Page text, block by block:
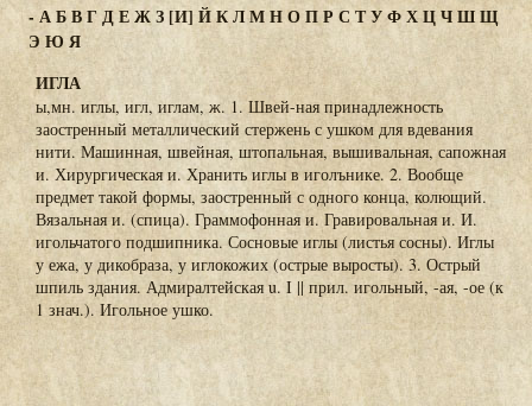
-АБВГДЕЖЗ [И] ЙКЛМНОПР С ТУФХЦЧШЩ
Э Ю Я
ИГЛА
ы,мн. иглы, игл, иглам, ж. 1. Швей-ная принадлежность
заостренный металлический стержень с ушком для вдевания
нити. Машинная, швейная, штопальная, вышивальная, сапожная
и. Хирургическая и. Хранить иглы в иголънике. 2. Вообще
предмет такой формы, заостренный с одного конца, колющий.
Вязальная и. (спица). Граммофонная и. Гравировальная и. И.
игольчатого подшипника. Сосновые иглы (листья сосны). Иглы
у ежа, у дикобраза, у иглокожих (острые выросты). 3. Острый
шпиль здания. Адмиралтейская u. I || прил. игольный, -ая, -ое (к
1 знач.). Игольное ушко.